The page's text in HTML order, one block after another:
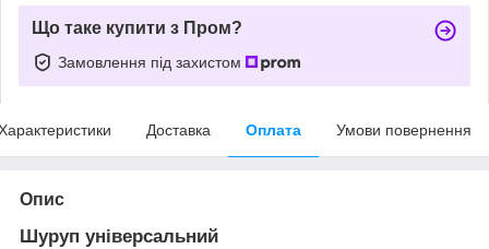
Що таке купити з Пром?
Замовлення під захистом
Доставка Оплата Умови повернення
Опис
Шуруп універсальний